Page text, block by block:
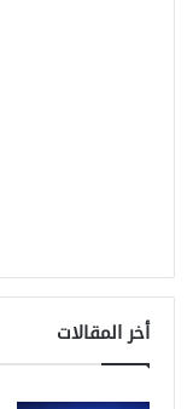
أخر المقالات